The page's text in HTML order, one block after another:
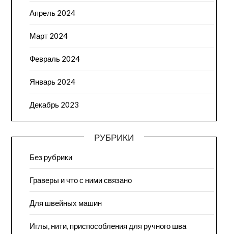
Апрель 2024
Март 2024
Февраль 2024
Январь 2024
Декабрь 2023
РУБРИКИ
Без рубрики
Граверы и что с ними связано
Для швейных машин
Иглы, нити, приспособления для ручного шва